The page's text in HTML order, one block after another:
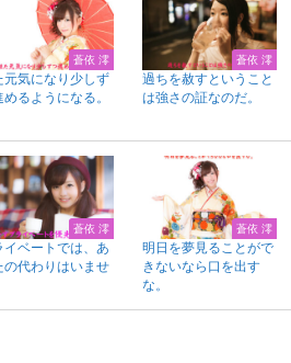
蒼依 澪
元気になり少しず
めるようになる。
蒼依 澪
過ちを赦すということ
は強さの証なのだ。
蒼依 澪
イベートでは、あ
の代わりはいませ
蒼依 澪
明日を夢見ることがで
きないなら口を出す
な。